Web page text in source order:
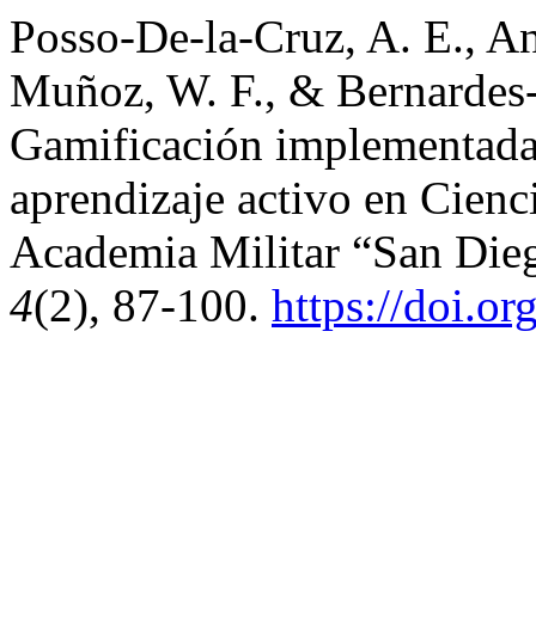
Posso-De-la-Cruz, A. E.,
Muñoz, W. F., &
Gamificación
aprendizaje activo en
Academia Militar “San
4(2), 87-100. https://